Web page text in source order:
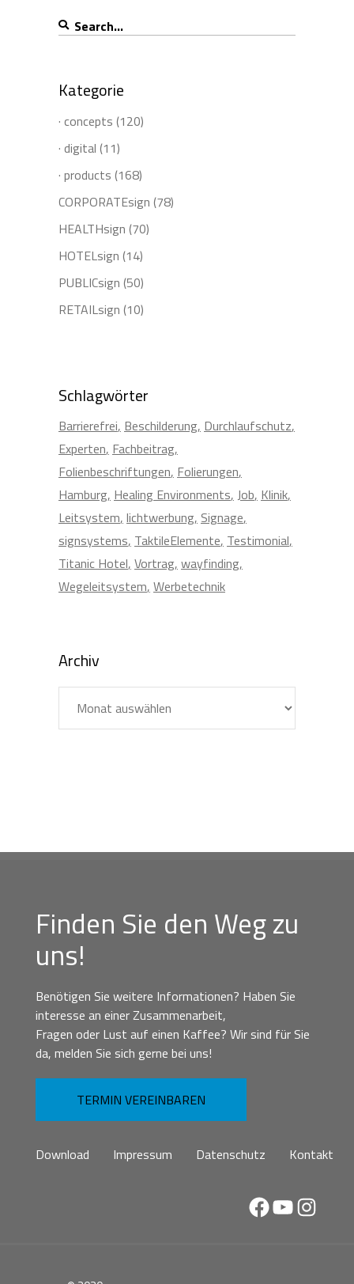
Search
for:
Kategorie
· concepts (120)
· digital (11)
· products (168)
CORPORATEsign (78)
HEALTHsign (70)
HOTELsign (14)
PUBLICsign (50)
RETAILsign (10)
Schlagwörter
Barrierefrei Beschilderung Durchlaufschutz
Experten Fachbeitrag
Folienbeschriftungen Folierungen
Hamburg Healing Environments Job Klinik
Leitsystem lichtwerbung Signage
signsystems TaktileElemente Testimonial
Titanic Hotel Vortrag wayfinding
Wegeleitsystem Werbetechnik
Archiv
Finden Sie den Weg zu
uns!
Benötigen Sie weitere Informationen? Haben Sie
interesse an einer Zusammenarbeit,
Fragen oder Lust auf einen Kaffee? Wir sind für Sie
da, melden Sie sich gerne bei uns!
TERMIN VEREINBAREN
Download Impressum Datenschutz Kontakt
Facebook
YouTube